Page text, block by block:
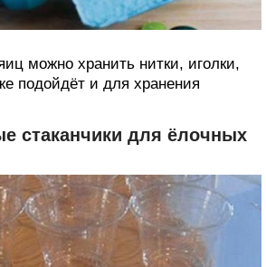
можно хранить нитки, иголки,
подойдёт и для хранения
стаканчики для ёлочных